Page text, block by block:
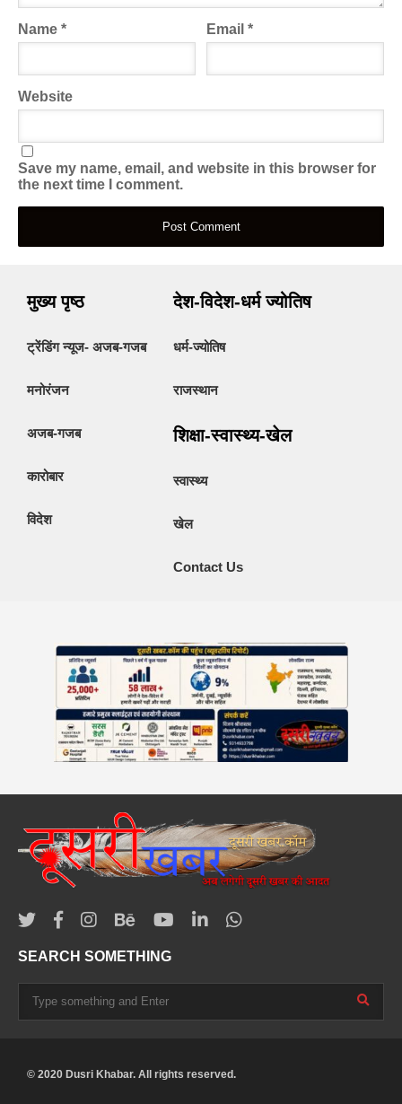
Name * Email*
Website
Save my name, email, and website in this browser for
the next time I comment.
मुख्य पृष्ठ
ट्रेंडिंग न्यूज- अजब-गजब
मनोरंजन
अजब-गजब
कारोबार
विदेश
देश-विदेश-धर्म ज्योतिष
धर्म-ज्योतिष
राजस्थान
शिक्षा-स्वास्थ्य-खेल
स्वास्थ्य
खेल
Contact Us
SEARCH SOMETHING
© 2020 Dusri Khabar. All rights reserved.